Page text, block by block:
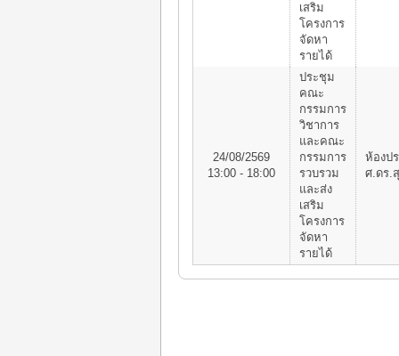
เสริม
โครงการ
จัดหา
รายได้
24/08/2569
13:00 - 18:00
ประชุม
คณะ
กรรมการ
วิชาการ
และคณะ
กรรมการ
รวบรวม
และส่ง
เสริม
โครงการ
จัดหา
รายได้
ห้องป
ศ.ดร.